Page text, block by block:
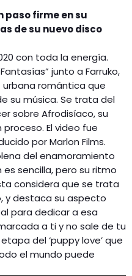
paso firme en su
de su nuevo disco
con toda la energía.
junto a Farruko,
urbana romántica que
su música. Se trata del
sobre Afrodisíaco, su
El video fue
por Marlon Films.
del enamoramiento
sencilla, pero su ritmo
considera que se trata
y destaca su aspecto
para dedicar a esa
a ti y no sale de tu
del ‘puppy love’ que
el mundo puede